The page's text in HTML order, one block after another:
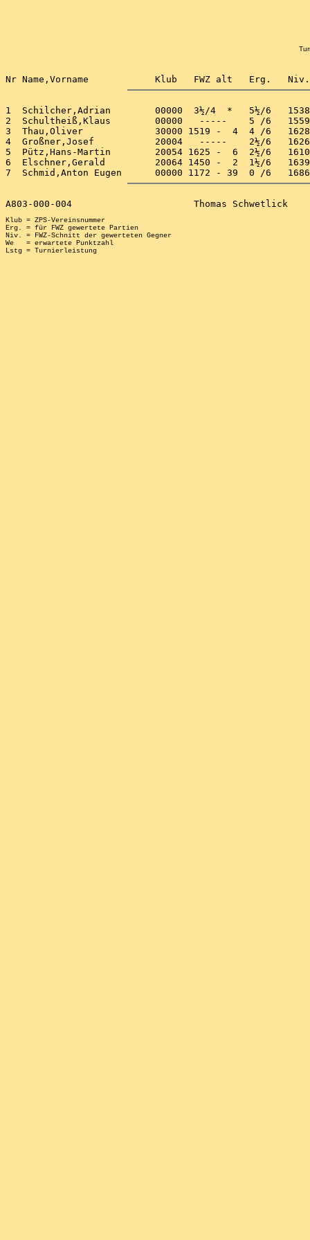
1  Schilcher,Adrian        00000  3½/4  *   5½/6
2  Schultheiß,Klaus        00000   -----    5 /6
3  Thau,Oliver             30000 1519 -  4  4 /6   1628
4  Großner,Josef           20004   -----    2½/6
5  Pütz,Hans-Martin        20054 1625 -  6  2½/6
6  Elschner,Gerald         20064 1450 -  2  1½/6
Klub = ZPS-Vereinsnummer
Erg. = für FWZ gewertete Partien
Niv. = FWZ-Schnitt der gewerteten Gegner
We   = erwartete Punktzahl